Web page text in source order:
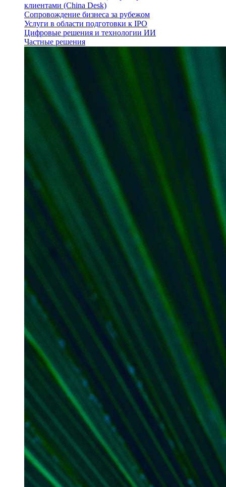
клиентами (China Desk)
Сопровождение бизнеса за рубежом
Услуги в области подготовки к IPO
Цифровые решения и технологии ИИ
Частные решения